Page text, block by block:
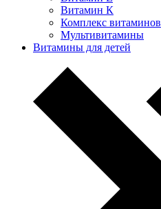
Витамин К
Комплекс витаминов
Мультивитамины
Витамины для детей